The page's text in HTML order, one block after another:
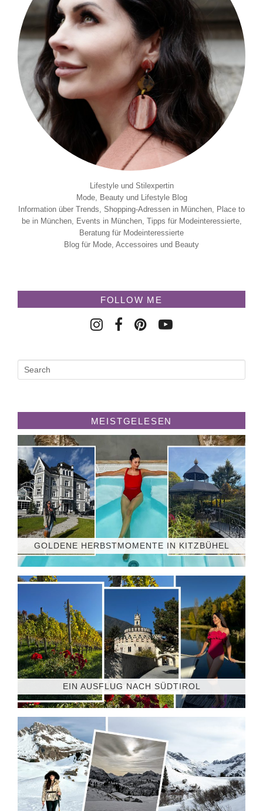
Lifestyle und Stilexpertin
Mode, Beauty und Lifestyle Blog
Information über Trends, Shopping-Adressen in München, Place to
be in München, Events in München, Tipps für Modeinteressierte,
Beratung für Modeinteressierte
Blog für Mode, Accessoires und Beauty
FOLLOW ME
MEISTGELESEN
GOLDENE HERBSTMOMENTE IN KITZBÜHEL
EIN AUSFLUG NACH SÜDTIROL